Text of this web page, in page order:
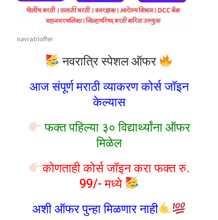
navratrioffer
नवरात्रि स्पेशल ऑफर
आज संपूर्ण मराठी व्याकरण कोर्स जॉइन
केल्यास
फक्त पहिल्या ३० विद्यार्थ्यांना ऑफर
मिळेल
कोणताही कोर्स जॉइन करा फक्त रु.
99/- मध्ये
अशी ऑफर पुन्हा मिळणार नाही